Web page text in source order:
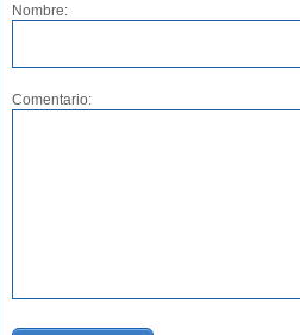
Nombre:
Comentario: